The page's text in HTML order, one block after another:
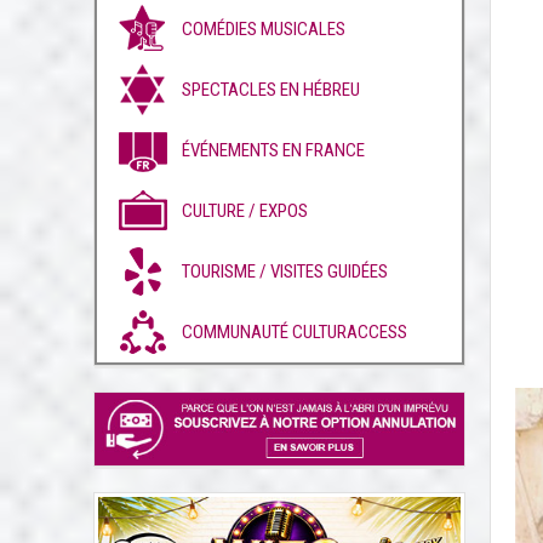
COMÉDIES MUSICALES
SPECTACLES EN HÉBREU
ÉVÉNEMENTS EN FRANCE
CULTURE / EXPOS
TOURISME / VISITES GUIDÉES
COMMUNAUTÉ CULTURACCESS